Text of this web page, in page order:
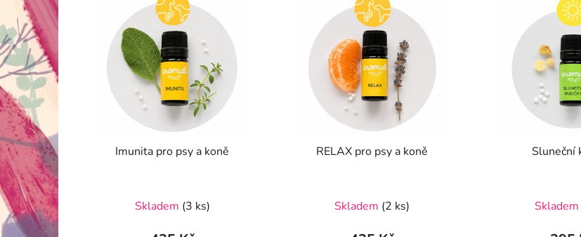
Imunita pro psy a koně
Skladem (3 ks)
RELAX pro psy a koně
Skladem (2 ks)
Sluneční
Skladem